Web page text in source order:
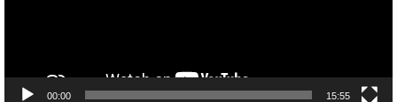
00:00 15:55